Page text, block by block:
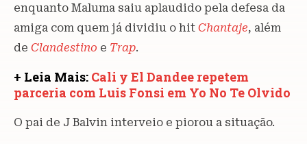
enquanto Maluma saiu aplaudido pela defesa da
amiga com quem já dividiu o hit Chantaje, além
de Clandestino e Trap.
+ Leia Mais: Cali y El Dandee repetem
parceria com Luis Fonsi em Yo No Te Olvido
O pai de J Balvin interveio e piorou a situação.